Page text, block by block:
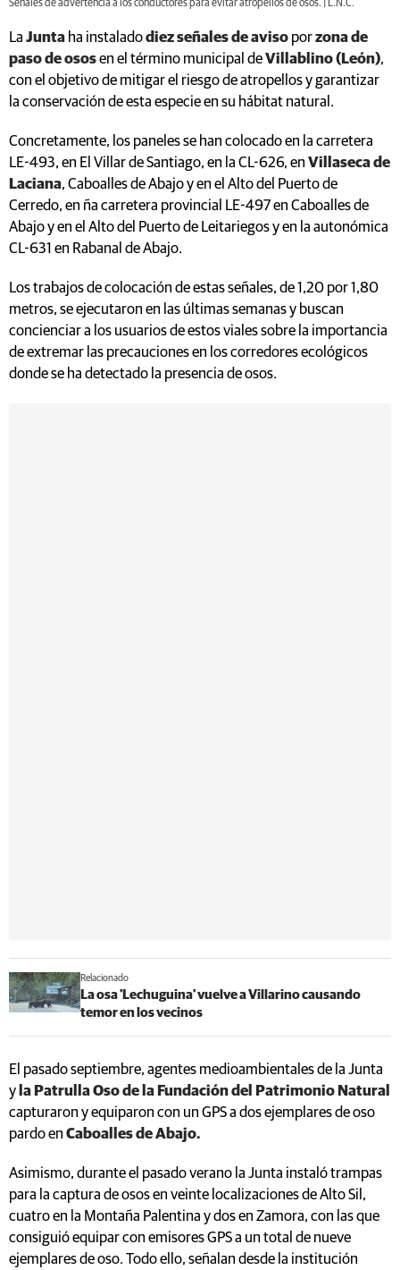
Señales de advertencia a los conductores para evitar atropellos de osos. | L.N.C.
La Junta ha instaladodiez señales de aviso porzona de
paso de ososen el término municipal deVillablino (León),
con el objetivo de mitigar el riesgo de atropellos y garantizar
la conservación de esta especie en su hábitat natural.
Concretamente, los paneles se han colocado en la carretera
LE-493, en El Villar de Santiago, en la CL-626, en Villaseca de
Laciana, Caboalles de Abajo y en el Alto del Puerto de
Cerredo, en ña carretera provincial LE-497 en Caboalles de
Abajo y en el Alto del Puerto de Leitariegos y en la autonómica
CL-631 en Rabanal de Abajo.
Los trabajos de colocación de estas señales, de 1,20 por 1,80
metros, se ejecutaron en las últimas semanas y buscan
concienciar a los usuarios de estos viales sobre la importancia
de extremar las precauciones en los corredores ecológicos
donde se ha detectado la presencia de osos.
Relacionado
La osa 'Lechuguina' vuelve a Villarino causando
temor en los vecinos
El pasado septiembre, agentes medioambientales de la Junta
y la Patrulla Oso de la Fundación del Patrimonio Natural
capturaron y equiparon con un GPS a dos ejemplares de oso
pardo en Caboalles de Abajo.
Asimismo, durante el pasado verano la Junta instaló trampas
para la captura de osos en veinte localizaciones de Alto Sil,
cuatro en la Montaña Palentina y dos en Zamora, con las que
consiguió equipar con emisores GPS a un total de nueve
ejemplares de oso. Todo ello, señalan desde la institución